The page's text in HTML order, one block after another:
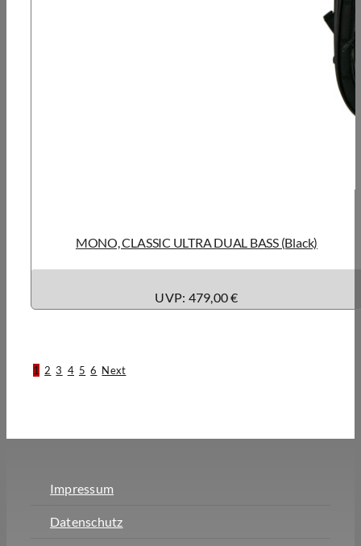
MONO, CLASSIC ULTRA DUAL BASS (Black)
UVP: 479,00 €
1 2 3 4 5 6 Next
Impressum
Datenschutz